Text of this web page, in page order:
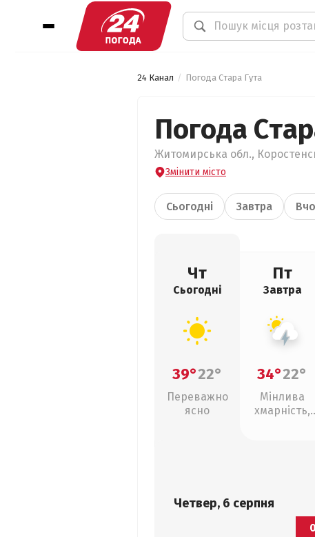
24 Канал Погода Стара Гута
Погода
Житомирська обл.,
Змінити місто
Сьогодні Завтра
Чт
Сьогодні
39°22°
Переважно
ясно
Пт
Завтра
34°22°
Мінлива
хмарність,
Четвер, 6 серпня